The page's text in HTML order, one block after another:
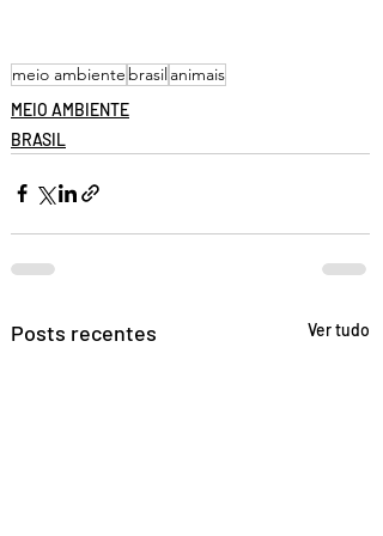
meio ambiente brasilanimais
MEIO AMBIENTE
BRASIL
Posts recentes Ver tudo